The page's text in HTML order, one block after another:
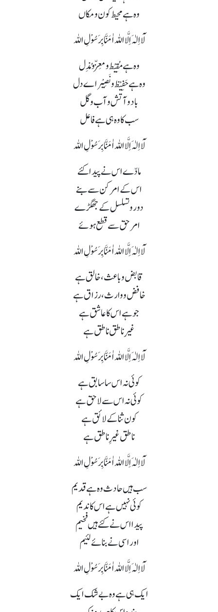
وہ ہے محیط کون و مکاں
لَآ اِلٰہَ اِلَّا اللہ اٰمَنَّا بِرَسُوْلِ اللہ
وہ ہے مُقِیْط و معِزّ و مُذِل
وہ ہے حَفِیْظ و نَصِیْر اے دل
باد و آتش و آب و گل
سب کا وہ ہی ہے فاعل
لَآ اِلٰہَ اِلَّا اللہ اٰمَنَّا بِرَسُوْلِ اللہ
مادّے اس نے پیدا کئے
اس کے امر کن سے بنے
دور و تسلسل کے جھگڑے
امر حق سے قطع ہوئے
لَآ اِلٰہَ اِلَّا اللہ اٰمَنَّا بِرَسُوْلِ اللہ
قابض و باعث، خالق ہے
خافض و وارث، رزاق ہے
جو ہے اس کا عاشق ہے
غیرِ ناطق ناطق ہے
لَآ اِلٰہَ اِلَّا اللہ اٰمَنَّا بِرَسُوْلِ اللہ
کوئی نہ اس سا سابق ہے
کوئی نہ اس سے لاحق ہے
کون ثنا کے لائق ہے
ناطق غیرِِ ناطق ہے
لَآ اِلٰہَ اِلَّا اللہ اٰمَنَّا بِرَسُوْلِ اللہ
سب ہیں حادث وہ ہے قدیم
کوئی نہیں ہے اس کا ندیم
پیدا اس نے کئے ہیں فخیم
اور اسی نے بنائے لئیم
لَآ اِلٰہَ اِلَّا اللہ اٰمَنَّا بِرَسُوْلِ اللہ
ایک ہی ہے وہ بے شک ایک